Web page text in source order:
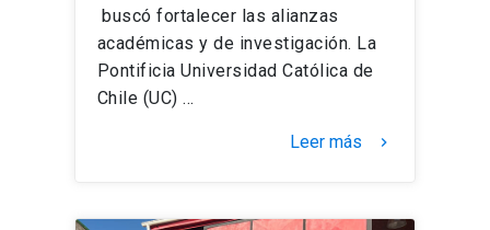
buscó fortalecer las alianzas
académicas y de investigación. La
Pontificia Universidad Católica de
Chile (UC) …
Leer más keyboard_arrow_right